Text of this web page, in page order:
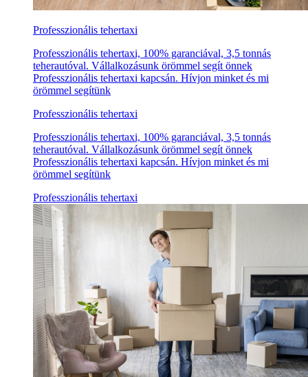
Professzionális tehertaxi
Professzionális tehertaxi, 100% garanciával, 3,5 tonnás
teherautóval. Vállalkozásunk örömmel segít önnek
Professzionális tehertaxi kapcsán. Hívjon minket és mi
örömmel segítünk
Professzionális tehertaxi
Professzionális tehertaxi, 100% garanciával, 3,5 tonnás
teherautóval. Vállalkozásunk örömmel segít önnek
Professzionális tehertaxi kapcsán. Hívjon minket és mi
örömmel segítünk
Professzionális tehertaxi